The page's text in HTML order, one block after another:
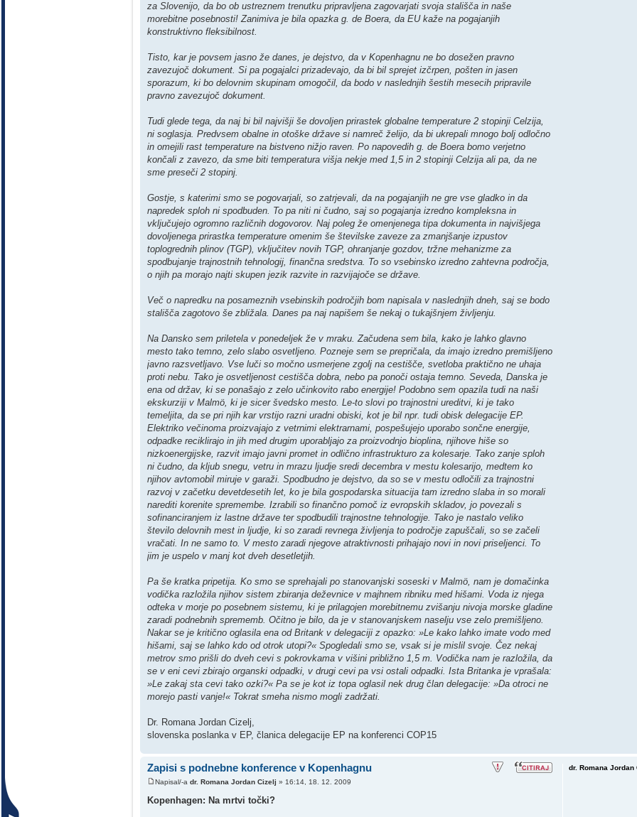
za Slovenijo, da bo ob ustreznem trenutku pripravljena zagovarjati svoja stališča in naše
morebitne posebnosti! Zanimiva je bila opazka g. de Boera, da EU kaže na pogajanjih
konstruktivno fleksibilnost.
Tisto, kar je povsem jasno že danes, je dejstvo, da v Kopenhagnu ne bo dosežen pravno
zavezujoč dokument. Si pa pogajalci prizadevajo, da bi bil sprejet izčrpen, pošten in jasen
sporazum, ki bo delovnim skupinam omogočil, da bodo v naslednjih šestih mesecih pripravile
pravno zavezujoč dokument.
Tudi glede tega, da naj bi bil najvišji še dovoljen prirastek globalne temperature 2 stopinji Celzija,
ni soglasja. Predvsem obalne in otoške države si namreč želijo, da bi ukrepali mnogo bolj odločno
in omejili rast temperature na bistveno nižjo raven. Po napovedih g. de Boera bomo verjetno
končali z zavezo, da sme biti temperatura višja nekje med 1,5 in 2 stopinji Celzija ali pa, da ne
sme preseči 2 stopinj.
Gostje, s katerimi smo se pogovarjali, so zatrjevali, da na pogajanjih ne gre vse gladko in da
napredek sploh ni spodbuden. To pa niti ni čudno, saj so pogajanja izredno kompleksna in
vključujejo ogromno različnih dogovorov. Naj poleg že omenjenega tipa dokumenta in najvišjega
dovoljenega prirastka temperature omenim še številske zaveze za zmanjšanje izpustov
toplogrednih plinov (TGP), vključitev novih TGP, ohranjanje gozdov, tržne mehanizme za
spodbujanje trajnostnih tehnologij, finančna sredstva. To so vsebinsko izredno zahtevna področja,
o njih pa morajo najti skupen jezik razvite in razvijajoče se države.
Več o napredku na posameznih vsebinskih področjih bom napisala v naslednjih dneh, saj se bodo
stališča zagotovo še zbližala. Danes pa naj napišem še nekaj o tukajšnjem življenju.
Na Dansko sem priletela v ponedeljek že v mraku. Začudena sem bila, kako je lahko glavno
mesto tako temno, zelo slabo osvetljeno. Pozneje sem se prepričala, da imajo izredno premišljeno
javno razsvetljavo. Vse luči so močno usmerjene zgolj na cestišče, svetloba praktično ne uhaja
proti nebu. Tako je osvetljenost cestišča dobra, nebo pa ponoči ostaja temno. Seveda, Danska je
ena od držav, ki se ponašajo z zelo učinkovito rabo energije! Podobno sem opazila tudi na naši
ekskurziji v Malmö, ki je sicer švedsko mesto. Le-to slovi po trajnostni ureditvi, ki je tako
temeljita, da se pri njih kar vrstijo razni uradni obiski, kot je bil npr. tudi obisk delegacije EP.
Elektriko večinoma proizvajajo z vetrnimi elektrarnami, pospešujejo uporabo sončne energije,
odpadke reciklirajo in jih med drugim uporabljajo za proizvodnjo bioplina, njihove hiše so
nizkoenergijske, razvit imajo javni promet in odlično infrastrukturo za kolesarje. Tako zanje sploh
ni čudno, da kljub snegu, vetru in mrazu ljudje sredi decembra v mestu kolesarijo, medtem ko
njihov avtomobil miruje v garaži. Spodbudno je dejstvo, da so se v mestu odločili za trajnostni
razvoj v začetku devetdesetih let, ko je bila gospodarska situacija tam izredno slaba in so morali
narediti korenite spremembe. Izrabili so finančno pomoč iz evropskih skladov, jo povezali s
sofinanciranjem iz lastne države ter spodbudili trajnostne tehnologije. Tako je nastalo veliko
število delovnih mest in ljudje, ki so zaradi revnega življenja to področje zapuščali, so se začeli
vračati. In ne samo to. V mesto zaradi njegove atraktivnosti prihajajo novi in novi priseljenci. To
jim je uspelo v manj kot dveh desetletjih.
Pa še kratka pripetija. Ko smo se sprehajali po stanovanjski soseski v Malmö, nam je domačinka
vodička razložila njihov sistem zbiranja deževnice v majhnem ribniku med hišami. Voda iz njega
odteka v morje po posebnem sistemu, ki je prilagojen morebitnemu zvišanju nivoja morske gladine
zaradi podnebnih sprememb. Očitno je bilo, da je v stanovanjskem naselju vse zelo premišljeno.
Nakar se je kritično oglasila ena od Britank v delegaciji z opazko: »Le kako lahko imate vodo med
hišami, saj se lahko kdo od otrok utopi?« Spogledali smo se, vsak si je mislil svoje. Čez nekaj
metrov smo prišli do dveh cevi s pokrovkama v višini približno 1,5 m. Vodička nam je razložila, da
se v eni cevi zbirajo organski odpadki, v drugi cevi pa vsi ostali odpadki. Ista Britanka je vprašala:
»Le zakaj sta cevi tako ozki?« Pa se je kot iz topa oglasil nek drug član delegacije: »Da otroci ne
morejo pasti vanje!« Tokrat smeha nismo mogli zadržati.
Dr. Romana Jordan Cizelj,
slovenska poslanka v EP, članica delegacije EP na konferenci COP15
Zapisi s podnebne konference v Kopenhagnu
Napisal/-a dr. Romana Jordan Cizelj » 16:14, 18. 12. 2009
Kopenhagen: Na mrtvi točki?
dr. Romana Jordan